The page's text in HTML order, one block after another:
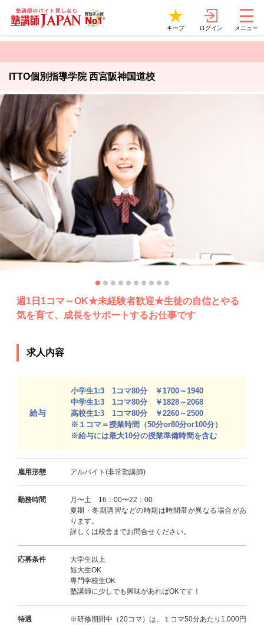
キープ ログイン メニュー
ITTO個別指導学院 西宮阪神国道校
週1日1コマ～OK★未経験者歓迎★生徒の自信とやる
気を育て、成長をサポートするお仕事です
求人内容
給与
小学生1:3 1コマ80分 ￥1700～1940
中学生1:3 1コマ80分 ￥1828～2068
高校生1:3 1コマ80分 ￥2260～2500
※１コマ＝授業時間（50分or80分or100分）
※給与には最大10分の授業準備時間を含む
雇用形態 アルバイト(非常勤講師)
勤務時間
月〜土 16：00〜22：00
夏期・冬期講習などの時期は時間帯が異なる場合があ
ります。
詳しくは校舎までお問合せください。
応募条件
大学生以上
短大生OK
専門学校生OK
塾講師に少しでも興味があればOKです！
待遇
※研修期間中（20コマ）は、１コマ50分あたり1,000円